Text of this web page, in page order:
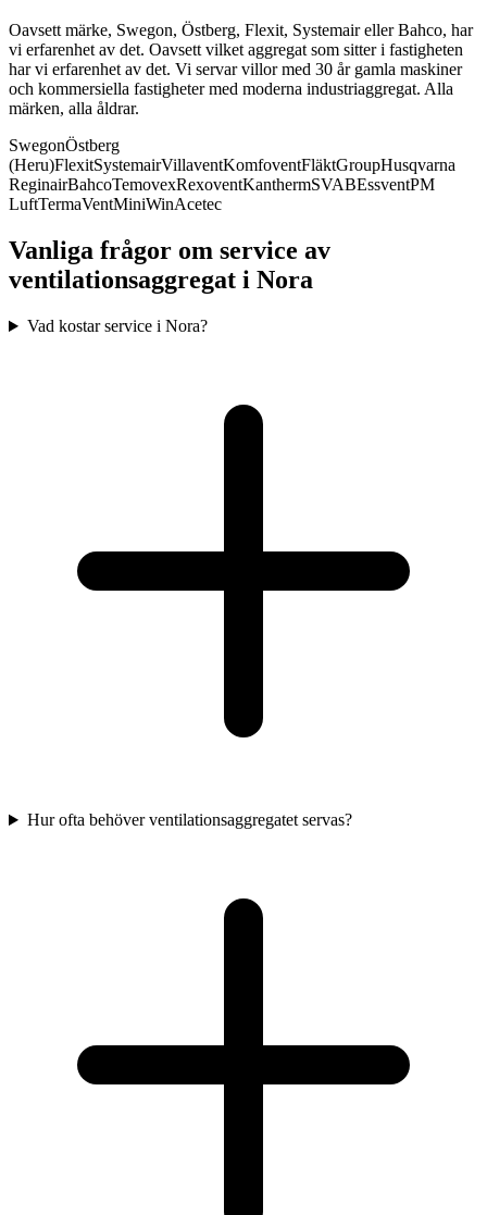
Oavsett märke, Swegon, Östberg, Flexit, Systemair eller Bahco, har
vi erfarenhet av det. Oavsett vilket aggregat som sitter i fastigheten
har vi erfarenhet av det. Vi servar villor med 30 år gamla maskiner
och kommersiella fastigheter med moderna industriaggregat. Alla
märken, alla åldrar.
SwegonÖstberg
(Heru)FlexitSystemairVillaventKomfoventFläktGroupHusqvarna
ReginairBahcoTemovexRexoventKanthermSVABEssventPM
LuftTermaVentMiniWinAcetec
Vanliga frågor om service av
ventilationsaggregat i Nora
Vad kostar service i Nora?
Hur ofta behöver ventilationsaggregatet servas?